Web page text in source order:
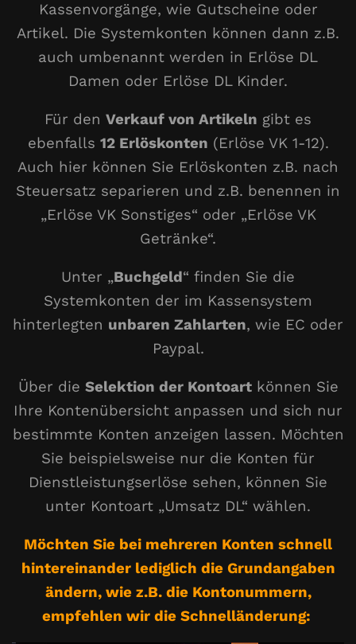
Kassenvorgänge, wie Gutscheine oder
Artikel. Die Systemkonten können dann z.B.
auch umbenannt werden in Erlöse DL
Damen oder Erlöse DL Kinder.
Für den Verkauf von Artikeln gibt es
ebenfalls 12 Erlöskonten (Erlöse VK 1-12).
Auch hier können Sie Erlöskonten z.B. nach
Steuersatz separieren und z.B. benennen in
„Erlöse VK Sonstiges“ oder „Erlöse VK
Getränke“.
Unter „Buchgeld“ finden Sie die
Systemkonten der im Kassensystem
hinterlegten unbaren Zahlarten, wie EC oder
Paypal.
Über die Selektion der Kontoartkönnen Sie
Ihre Kontenübersicht anpassen und sich nur
bestimmte Konten anzeigen lassen. Möchten
Sie beispielsweise nur die Konten für
Dienstleistungserlöse sehen, können Sie
unter Kontoart „Umsatz DL“ wählen.
Möchten Sie bei mehreren Konten schnell
hintereinander lediglich die Grundangaben
ändern, wie z.B. die Kontonummern,
empfehlen wir die Schnelländerung: